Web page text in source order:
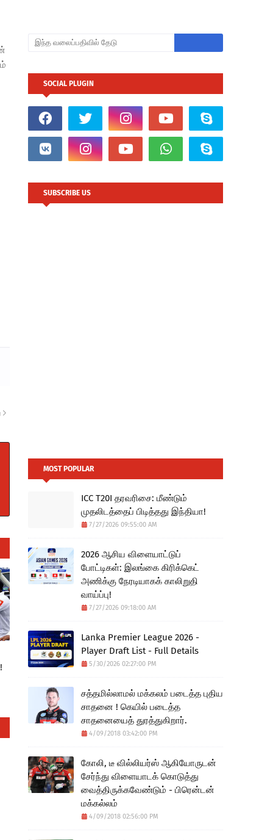
SOCIAL PLUGIN
SUBSCRIBE US
MOST POPULAR
ICC T20I தரவரிசை: மீண்டும்
முதலிடத்தைப் பிடித்தது இந்தியா!
7/27/2026 09:55:00 AM
2026 ஆசிய விளையாட்டுப்
போட்டிகள்: இலங்கை கிரிக்கெட்
அணிக்கு நேரடியாகக் காலிறுதி
வாய்ப்பு!
7/27/2026 09:18:00 AM
Lanka Premier League 2026 -
Player Draft List - Full Details
5/30/2026 02:27:00 PM
சத்தமில்லாமல் மக்கலம் படைத்த புதிய
சாதனை ! கெயில் படைத்த
சாதனையைத் துரத்துகிறார்.
4/09/2018 03:42:00 PM
கோலி, டீ வில்லியர்ஸ் ஆகியோருடன்
சேர்ந்து விளையாடக் கொடுத்து
வைத்திருக்கவேண்டும் - பிரென்டன்
மக்கல்லம்
4/09/2018 02:56:00 PM